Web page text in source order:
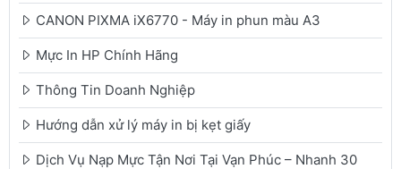
CANON PIXMA iX6770 - Máy in phun màu A3
Mực In HP Chính Hãng
Thông Tin Doanh Nghiệp
Hướng dẫn xử lý máy in bị kẹt giấy
Dịch Vụ Nạp Mực Tận Nơi Tại Vạn Phúc – Nhanh 30